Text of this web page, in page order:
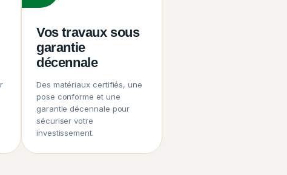
Vos travaux sous
garantie
décennale
Des matériaux certifiés, une
pose conforme et une
garantie décennale pour
sécuriser votre
investissement.